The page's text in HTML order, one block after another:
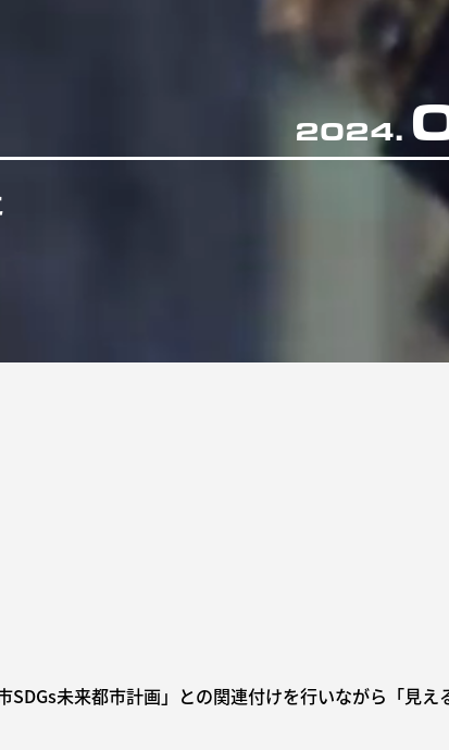
2024.
未来都市計画」との関連付けを行いながら「見え